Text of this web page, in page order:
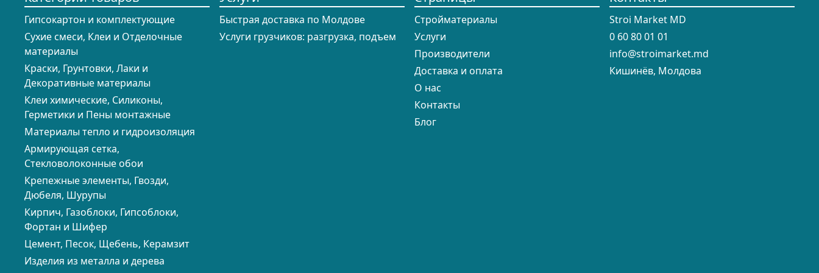
Гипсокартон и комплектующие
Сухие смеси, Клеи и Отделочные
материалы
Краски, Грунтовки, Лаки и
Декоративные материалы
Клеи химические, Силиконы,
Герметики и Пены монтажные
Материалы тепло и гидроизоляция
Армирующая сетка,
Стекловолоконные обои
Крепежные элементы, Гвозди,
Дюбеля, Шурупы
Кирпич, Газоблоки, Гипсоблоки,
Фортан и Шифер
Цемент, Песок, Щебень, Керамзит
Изделия из металла и дерева
Быстрая доставка по Молдове
Услуги грузчиков: разгрузка, подъем
Cтройматериалы
Услуги
Производители
Доставка и оплата
О нас
Контакты
Блог
Stroi Market MD
0 60 80 01 01
info@stroimarket.md
Кишинёв, Молдова